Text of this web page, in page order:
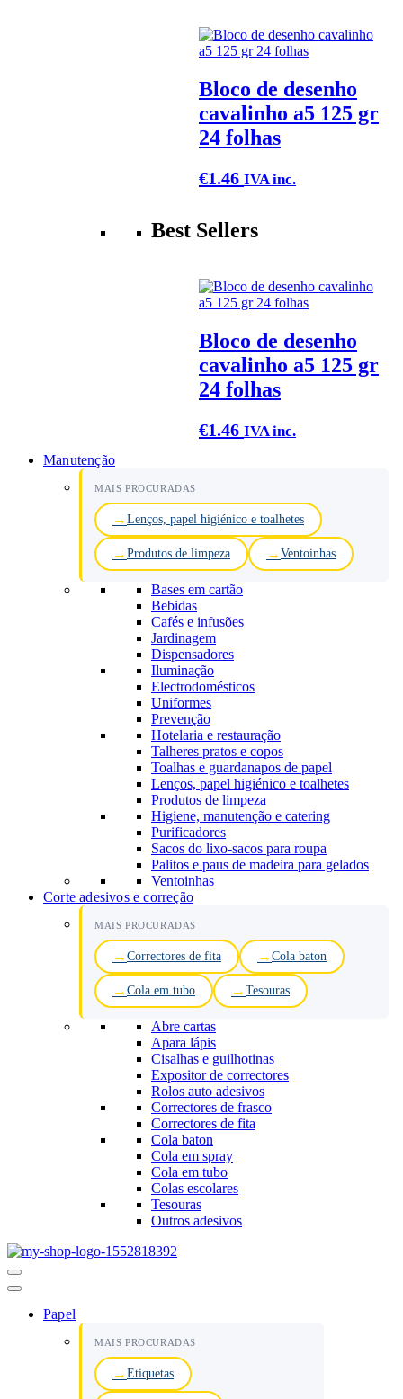
Bloco de desenho
cavalinho a5 125 gr
24 folhas
€1.46 IVA inc.
Best Sellers
Bloco de desenho
cavalinho a5 125 gr
24 folhas
€1.46 IVA inc.
Manutenção
MAIS PROCURADAS
Lenços, papel higiénico e toalhetes
Produtos de limpeza Ventoinhas
Bases em cartão
Bebidas
Cafés e infusões
Jardinagem
Dispensadores
Iluminação
Electrodomésticos
Uniformes
Prevenção
Hotelaria e restauração
Talheres pratos e copos
Toalhas e guardanapos de papel
Lenços, papel higiénico e toalhetes
Produtos de limpeza
Higiene, manutenção e catering
Purificadores
Sacos do lixo-sacos para roupa
Palitos e paus de madeira para gelados
Ventoinhas
Corte adesivos e correção
MAIS PROCURADAS
Correctores de fita Cola baton
Cola em tubo Tesouras
Abre cartas
Apara lápis
Cisalhas e guilhotinas
Expositor de correctores
Rolos auto adesivos
Correctores de frasco
Correctores de fita
Cola baton
Cola em spray
Cola em tubo
Colas escolares
Tesouras
Outros adesivos
Menu
de
Papel
MAIS PROCURADAS
Etiquetas